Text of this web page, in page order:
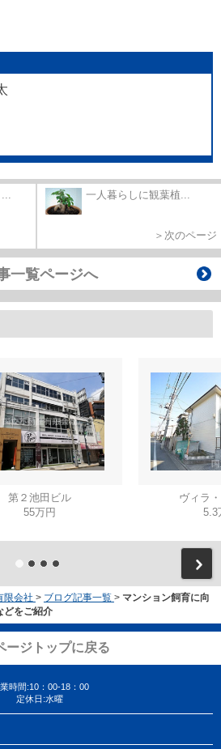
一人暮らしに観葉植...
＞次のページ
一覧ページへ
第２池田ビル
55万円
ヴィラ
5.3
限会社 > ブログ記事一覧 > マンション飼育に向
どをご紹介
ージトップに戻る
時間:10：00-18：00
定休日:水曜